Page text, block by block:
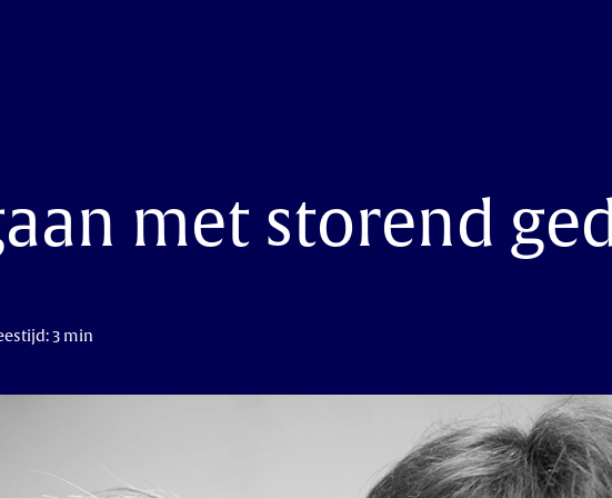
met storend
3 min